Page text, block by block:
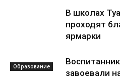
Образование
В школах
проходят
ярмарки
завоевали